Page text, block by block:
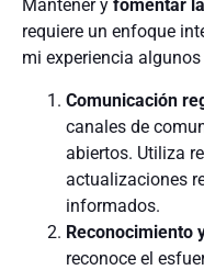
Mantener y fomentar
requiere un enfoque
mi experiencia
Comunicación
canales de
abiertos. Utiliza
actualizaciones
informados.
Reconocimiento
reconoce el